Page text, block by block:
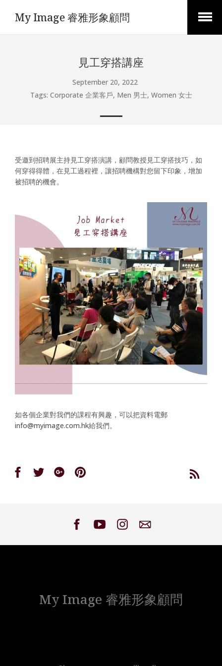
My Image 睿雅形象顧問
Open
見工穿搭講座
September 20, 2022
Tags: Corporate 企業客戶, Men 男士, Women 女士
受邀到招聘展主持見工穿搭演講，顧問教授見工穿搭技巧，如
何穿得得體，在見工過程裡，讓招聘機構對您留下印象，增加
被招聘的機會。
如各個企業對我們的課程有興趣，可以把資料電郵
info@myimage.com.hk給我們。
Share Share
Share Share
My Image 睿雅形象顧問